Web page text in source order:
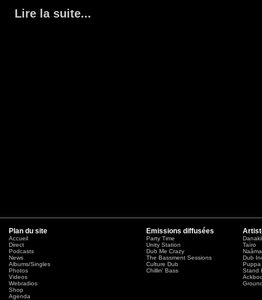
Lire la suite...
Plan du site
Accueil
Direct
Podcasts
News
Albums/Singles
Photos
Videos
Webradios
Shop
Agenda
Emissions diffusées
Party Time
Unity Station
Dub Me Crazy
The Bassment Sessions
Culture Dub
Chillin' Bass
Danakil
Taïro
Dub
Puppa
Stand